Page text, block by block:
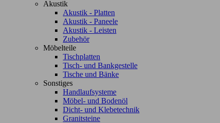
Akustik
Akustik - Platten
Akustik - Paneele
Akustik - Leisten
Zubehör
Möbelteile
Tischplatten
Tisch- und Bankgestelle
Tische und Bänke
Sonstiges
Handlaufsysteme
Möbel- und Bodenöl
Dicht- und Klebetechnik
Granitsteine